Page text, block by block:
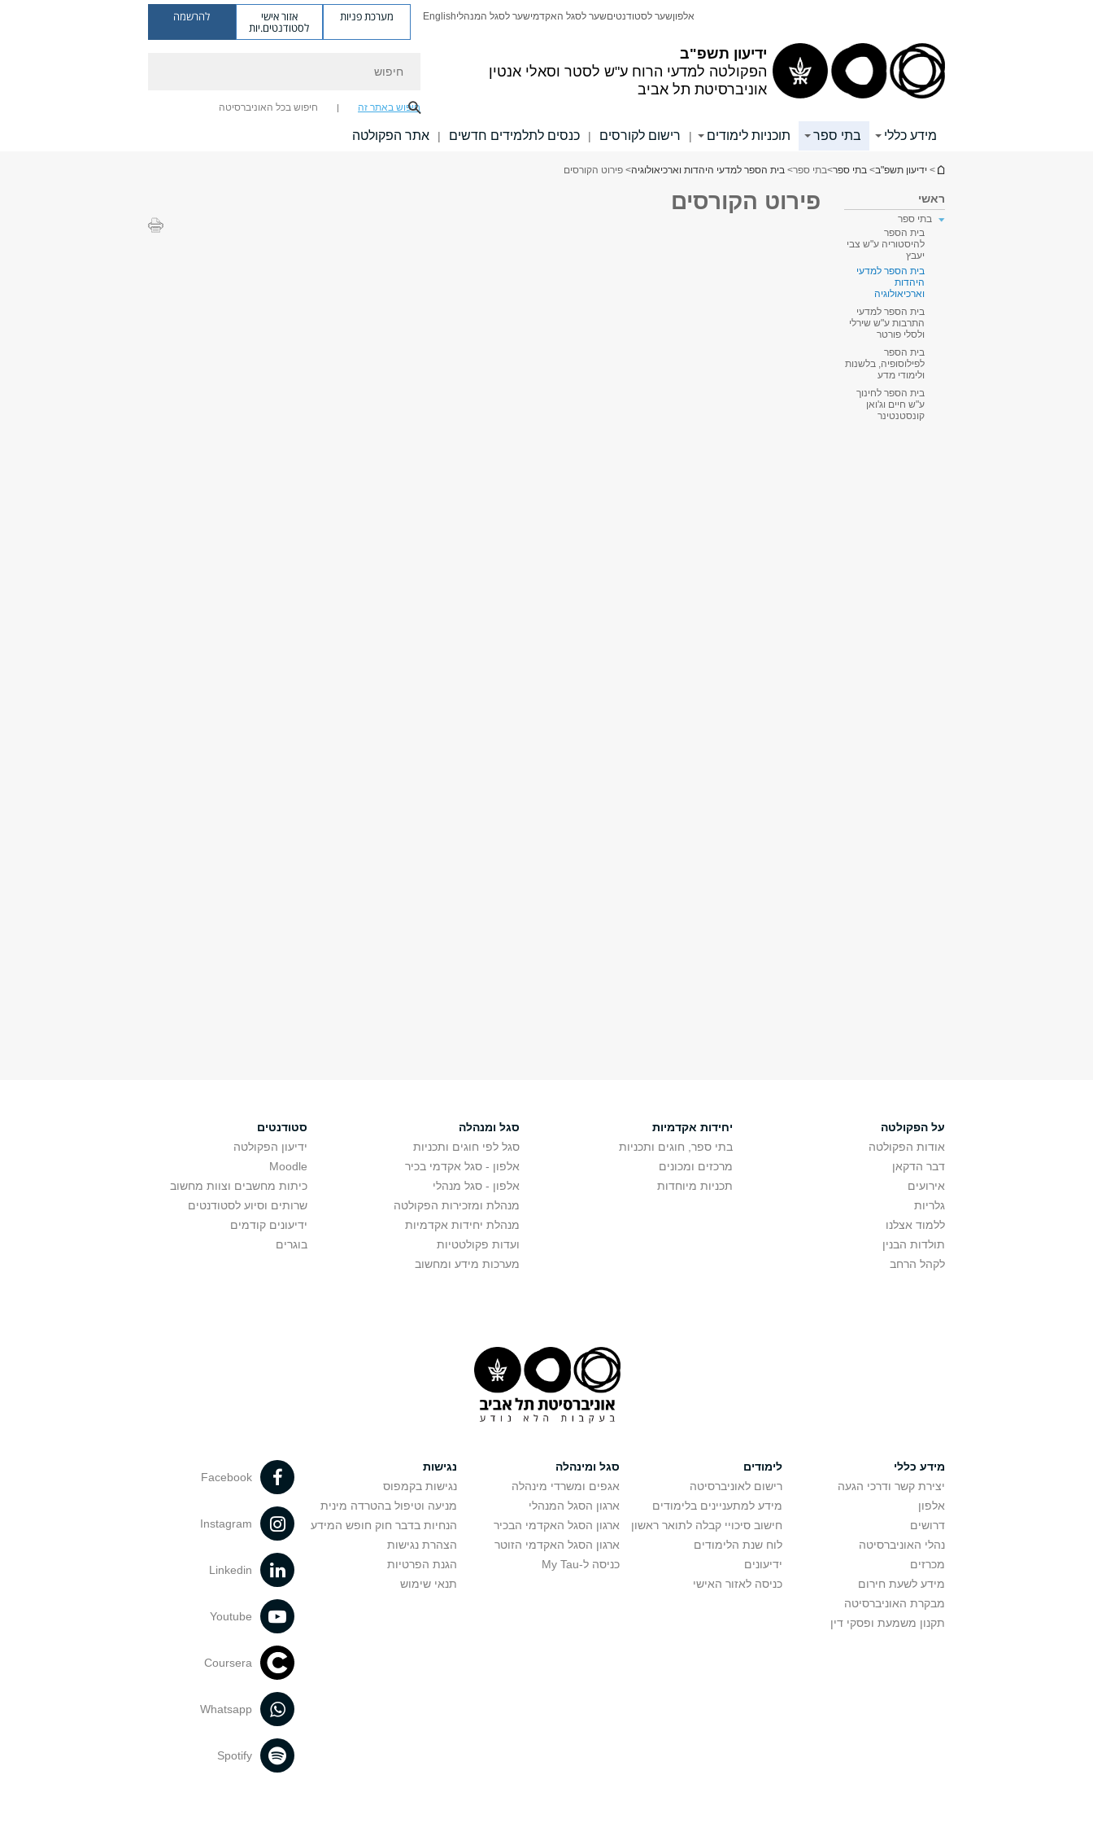
ידיעון תשפ"ב
הפקולטה למדעי הרוח ע"ש לסטר וסאלי אנטין
אוניברסיטת תל אביב
אלפוןשער לסטודנטיםשער לסגל האקדמישער לסגל המנהליEnglish מערכת פניות אזור אישי
לסטודנטים.יות
להרשמה
חיפוש באתר זה חיפוש בכל האוניברסיטה
מידע כללי בתי ספר תוכניות לימודים | רישום לקורסים | כנסים לתלמידים חדשים | אתר הפקולטה
הינך נמצא כאן
> ידיעון תשפ"ב> בתי ספר>בתי ספר> בית הספר למדעי היהדות וארכיאולוגיה> פירוט הקורסים
ראשי
בתי ספר
בית הספר
להיסטוריה ע"ש צבי
יעבץ
בית הספר למדעי
היהדות
וארכיאולוגיה
בית הספר למדעי
התרבות ע"ש שירלי
ולסלי פורטר
בית הספר
לפילוסופיה, בלשנות
ולימודי מדע
בית הספר לחינוך
ע"ש חיים וג'ואן
קונסטנטינר
פירוט הקורסים
על הפקולטה
אודות הפקולטה
דבר הדקאן
אירועים
גלריות
ללמוד אצלנו
תולדות הבנין
לקהל הרחב
יחידות אקדמיות
בתי ספר, חוגים ותכניות
מרכזים ומכונים
תכניות מיוחדות
סגל ומנהלה
סגל לפי חוגים ותכניות
אלפון - סגל אקדמי בכיר
אלפון - סגל מנהלי
מנהלת ומזכירות הפקולטה
מנהלת יחידות אקדמיות
ועדות פקולטטיות
מערכות מידע ומחשוב
סטודנטים
ידיעון הפקולטה
Moodle
כיתות מחשבים וצוות מחשוב
שרותים וסיוע לסטודנטים
ידיעונים קודמים
בוגרים
מידע כללי
יצירת קשר ודרכי הגעה
אלפון
דרושים
נהלי האוניברסיטה
מכרזים
מידע לשעת חירום
מבקרת האוניברסיטה
תקנון משמעת ופסקי דין
לימודים
רישום לאוניברסיטה
מידע למתעניינים בלימודים
חישוב סיכויי קבלה לתואר ראשון
לוח שנת הלימודים
ידיעונים
כניסה לאזור האישי
סגל ומינהלה
אגפים ומשרדי מינהלה
ארגון הסגל המנהלי
ארגון הסגל האקדמי הבכיר
ארגון הסגל האקדמי הזוטר
כניסה ל-My Tau
נגישות
נגישות בקמפוס
מניעה וטיפול בהטרדה מינית
הנחיות בדבר חוק חופש המידע
הצהרת נגישות
הגנת הפרטיות
תנאי שימוש
Facebook
Instagram
Linkedin
Youtube
Coursera
Whatsapp
Spotify